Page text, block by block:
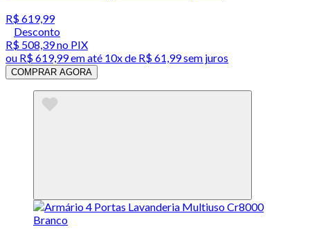
R$ 619,99
Desconto
R$ 508,39no PIX
ou R$ 619,99em até 10x de R$ 61,99 sem juros
COMPRAR AGORA